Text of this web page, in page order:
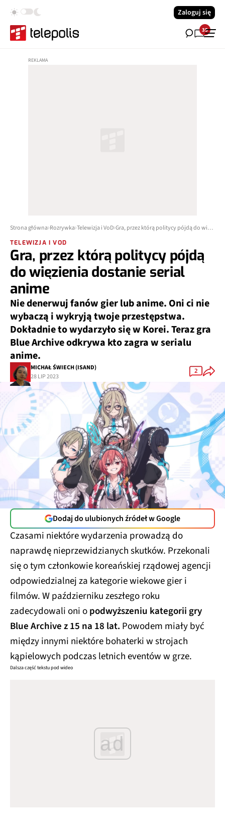
Zaloguj się
35
Strona główna Rozrywka Telewizja i VoD Gra, przez którą politycy pójdą do więzienia dostanie serial anime
TELEWIZJA I VOD
Gra, przez którą politycy pójdą
do więzienia dostanie serial
anime
Nie denerwuj fanów gier lub anime. Oni ci nie
wybaczą i wykryją twoje przestępstwa.
Dokładnie to wydarzyło się w Korei. Teraz gra
Blue Archive odkrywa kto zagra w serialu
anime.
MICHAŁ ŚWIECH (ISAND)
28 LIP 2023
2
Dodaj do ulubionych źródeł w Google
Czasami niektóre wydarzenia prowadzą do
naprawdę nieprzewidzianych skutków. Przekonali
się o tym członkowie koreańskiej rządowej agencji
odpowiedzialnej za kategorie wiekowe gier i
filmów. W październiku zeszłego roku
zadecydowali oni opodwyższeniu kategorii gry
Blue Archive z 15 na 18 lat. Powodem miały być
między innymi niektóre bohaterki w strojach
kąpielowych podczas letnich eventów w grze.
Dalsza część tekstu pod wideo
ad